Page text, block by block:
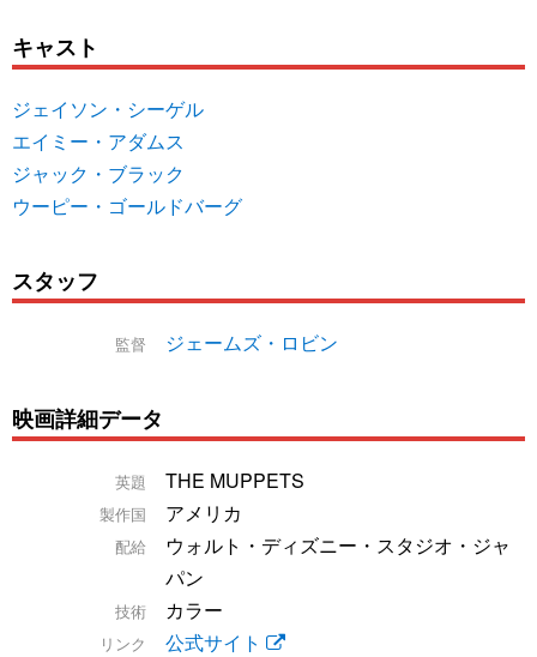
キャスト
ジェイソン・シーゲル
エイミー・アダムス
ジャック・ブラック
ウーピー・ゴールドバーグ
スタッフ
監督 ジェームズ・ロビン
映画詳細データ
英題 THE MUPPETS
製作国 アメリカ
配給
ウォルト・ディズニー・スタジオ・ジャ
パン
技術 カラー
リンク 公式サイト